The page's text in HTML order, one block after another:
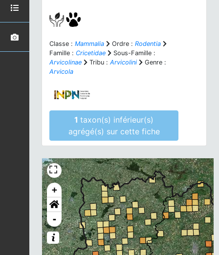
Classe : Mammalia Ordre : Rodentia
Famille : Cricetidae
Sous-Famille :
Arvicolinae
Tribu : Arvicolini
Genre :
Arvicola
1taxon(s) inférieur(s)
agrégé(s) sur cette fiche
+
-